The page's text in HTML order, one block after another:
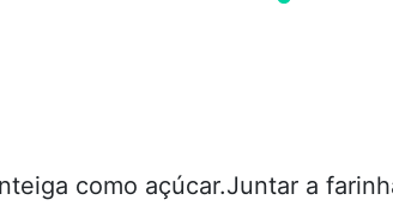
como açúcar.Juntar a